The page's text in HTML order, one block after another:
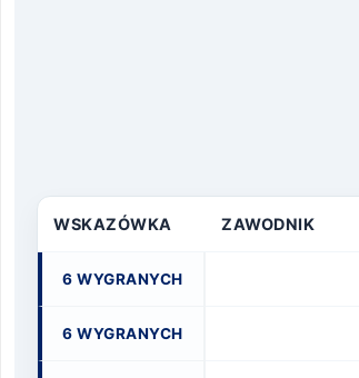
WSKAZÓWKA ZAWODNIK
6 WYGRANYCH
6 WYGRANYCH